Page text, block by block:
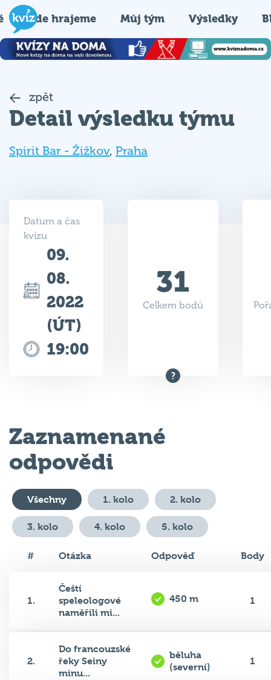
Kde hrajeme Můj tým Výsledky
zpět
Detail výsledku týmu
Spirit Bar - Žižkov, Praha
Datum a čas
kvízu
09.
08.
2022
(ÚT)
19:00
31
Celkem bodů
Zaznamenané
odpovědi
Všechny 1. kolo 2. kolo
3. kolo 4. kolo 5. kolo
# Otázka Odpověď Body
1.
Čeští
speleologové
naměřili mi...
450 m 1
2.
Do francouzské
řeky Seiny
minu...
běluha
(severní)
1